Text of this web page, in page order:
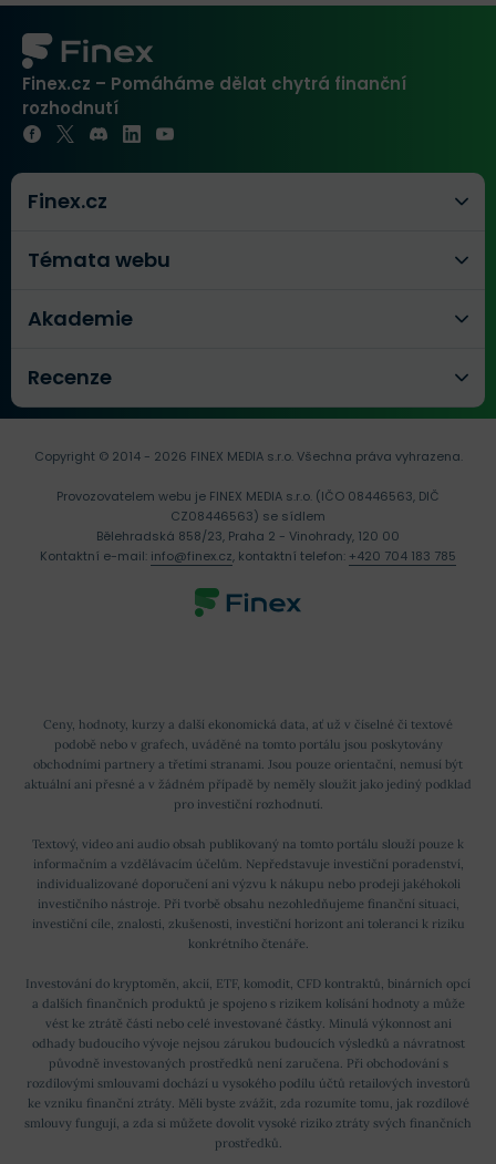
Finex.cz – Pomáháme dělat chytrá finanční
rozhodnutí
Finex.cz
Témata webu
Akademie
Recenze
Ceny, hodnoty, kurzy a další ekonomická data, ať už v číselné či textové
podobě nebo v grafech, uváděné na tomto portálu jsou poskytovány
obchodními partnery a třetími stranami. Jsou pouze orientační, nemusí být
aktuální ani přesné a v žádném případě by neměly sloužit jako jediný podklad
pro investiční rozhodnutí.
Textový, video ani audio obsah publikovaný na tomto portálu slouží pouze k
informačním a vzdělávacím účelům. Nepředstavuje investiční poradenství,
individualizované doporučení ani výzvu k nákupu nebo prodeji jakéhokoli
investičního nástroje. Při tvorbě obsahu nezohledňujeme finanční situaci,
investiční cíle, znalosti, zkušenosti, investiční horizont ani toleranci k riziku
konkrétního čtenáře.
Investování do kryptoměn, akcií, ETF, komodit, CFD kontraktů, binárních opcí
a dalších finančních produktů je spojeno s rizikem kolísání hodnoty a může
vést ke ztrátě části nebo celé investované částky. Minulá výkonnost ani
odhady budoucího vývoje nejsou zárukou budoucích výsledků a návratnost
původně investovaných prostředků není zaručena. Při obchodování s
rozdílovými smlouvami dochází u vysokého podílu účtů retailových investorů
ke vzniku finanční ztráty. Měli byste zvážit, zda rozumíte tomu, jak rozdílové
smlouvy fungují, a zda si můžete dovolit vysoké riziko ztráty svých finančních
prostředků.
Copyright © 2014 - 2026 FINEX MEDIA s.r.o.Všechna práva vyhrazena.
Provozovatelem webu je FINEX MEDIA s.r.o. (IČO 08446563, DIČ
CZ08446563) se sídlem
Bělehradská 858/23, Praha 2 - Vinohrady, 120 00
Kontaktní e-mail: info@finex.cz, kontaktní telefon: +420 704 183 785